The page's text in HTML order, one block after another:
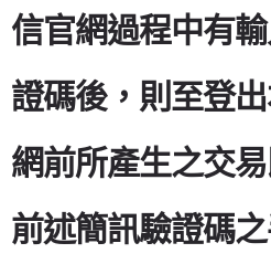
信官網過程中有
證碼後，則至登
網前所產生之交
前述簡訊驗證碼